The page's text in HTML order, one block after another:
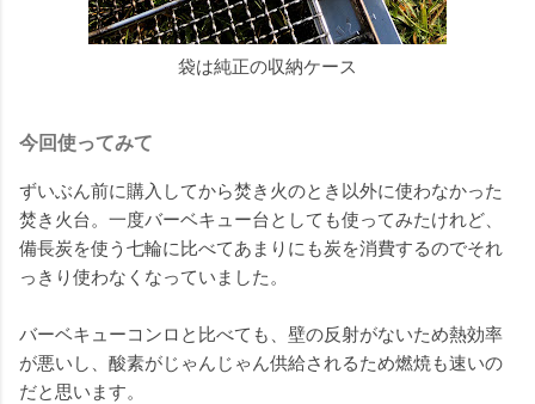
袋は純正の収納ケース
今回使ってみて
ずいぶん前に購入してから焚き火のとき以外に使わなかった
焚き火台。一度バーベキュー台としても使ってみたけれど、
備長炭を使う七輪に比べてあまりにも炭を消費するのでそれ
っきり使わなくなっていました。
バーベキューコンロと比べても、壁の反射がないため熱効率
が悪いし、酸素がじゃんじゃん供給されるため燃焼も速いの
だと思います。